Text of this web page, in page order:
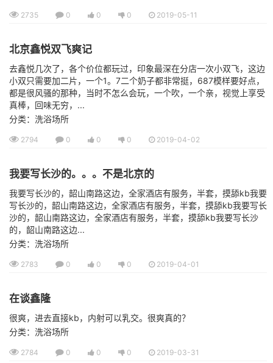
2735 0 0 0 2019-05-11
北京鑫悦双飞爽记
去鑫悦几次了，各个价位都玩过，印象最深在分店一次小双飞，这边
小双只需要加二片，一个1。7二个奶子都非常挺，687模样要好点，
都是很风骚的那种，当时不怎么会玩，一个吹，一个亲，视觉上享受
真棒，回味无穷，...
分类：洗浴场所
2794 0 0 0 2019-04-02
我要写长沙的。。。不是北京的
我要写长沙的，韶山南路这边，全家酒店有服务，半套，摸舔kb我要
写长沙的，韶山南路这边，全家酒店有服务，半套，摸舔kb我要写长
沙的，韶山南路这边，全家酒店有服务，半套，摸舔kb我要写长沙
的，韶山南路这边...
分类：洗浴场所
2783 0 0 0 2019-04-01
在谈鑫隆
很爽，进去直接kb，内射可以乳交。很爽真的？
分类：洗浴场所
2784 0 0 0 2019-03-31